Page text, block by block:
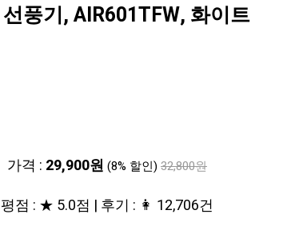
풍기, AIR601TFW, 화이트
가격 : 29,900원 (8% 할인) 32,800원
평점 : ★ 5.0점 | 후기 : 👩 12,706건